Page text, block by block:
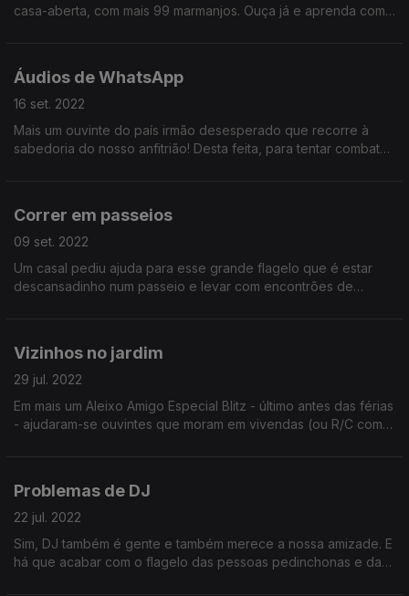
casa-aberta, com mais 99 marmanjos. Ouça já e aprenda como
Áudios de WhatsApp
16 set. 2022
Mais um ouvinte do país irmão desesperado que recorre à
sabedoria do nosso anfitrião! Desta feita, para tentar combater
Correr em passeios
09 set. 2022
Um casal pediu ajuda para esse grande flagelo que é estar
descansadinho num passeio e levar com encontrões de
Vizinhos no jardim
29 jul. 2022
Em mais um Aleixo Amigo Especial Blitz - último antes das férias
- ajudaram-se ouvintes que moram em vivendas (ou R/C com
Problemas de DJ
22 jul. 2022
Sim, DJ também é gente e também merece a nossa amizade. E
há que acabar com o flagelo das pessoas pedinchonas e das